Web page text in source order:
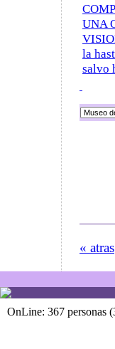
UNA
la
salvo
« atras
OnLine: 367 personas